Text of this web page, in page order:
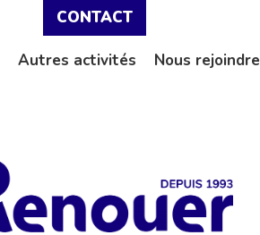
CONTACT
Autres activités Nous rejoindre